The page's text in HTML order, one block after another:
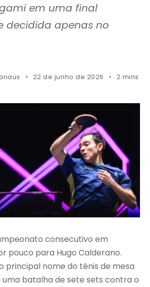
em uma final
decidida apenas no
22 de junho de 2026 2 mins
consecutivo em
pouco para Hugo Calderano.
principal nome do tênis de mesa
batalha de sete sets contra o